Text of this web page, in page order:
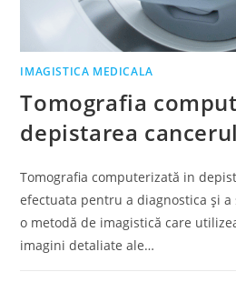
IMAGISTICA MEDICALA
Tomografia
depistarea
Tomografia computerizată in
efectuata pentru a diagnostica și a
o metodă de imagistică care
imagini detaliate ale…